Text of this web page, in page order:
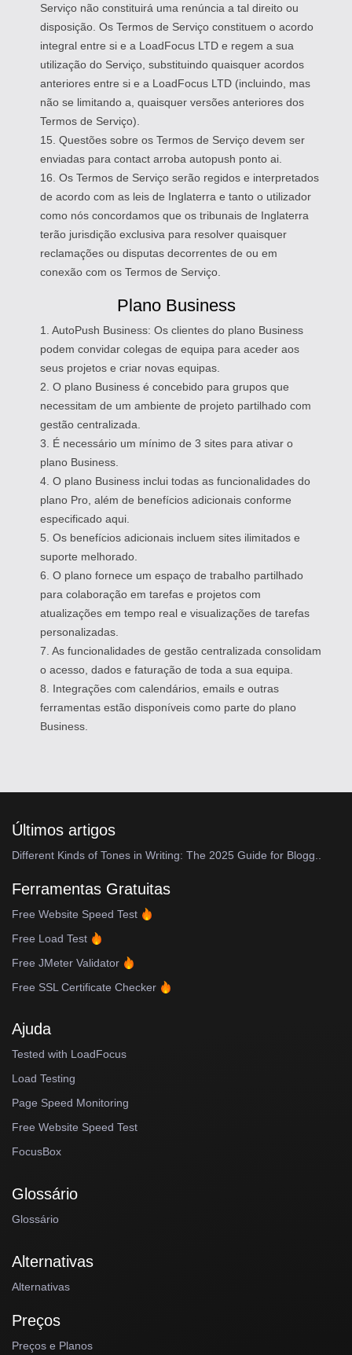
Serviço não constituirá uma renúncia a tal direito ou
disposição. Os Termos de Serviço constituem o acordo
integral entre si e a LoadFocus LTD e regem a sua
utilização do Serviço, substituindo quaisquer acordos
anteriores entre si e a LoadFocus LTD (incluindo, mas
não se limitando a, quaisquer versões anteriores dos
Termos de Serviço).
15. Questões sobre os Termos de Serviço devem ser
enviadas para contact arroba autopush ponto ai.
16. Os Termos de Serviço serão regidos e interpretados
de acordo com as leis de Inglaterra e tanto o utilizador
como nós concordamos que os tribunais de Inglaterra
terão jurisdição exclusiva para resolver quaisquer
reclamações ou disputas decorrentes de ou em
conexão com os Termos de Serviço.
Plano Business
1. AutoPush Business: Os clientes do plano Business
podem convidar colegas de equipa para aceder aos
seus projetos e criar novas equipas.
2. O plano Business é concebido para grupos que
necessitam de um ambiente de projeto partilhado com
gestão centralizada.
3. É necessário um mínimo de 3 sites para ativar o
plano Business.
4. O plano Business inclui todas as funcionalidades do
plano Pro, além de benefícios adicionais conforme
especificado aqui.
5. Os benefícios adicionais incluem sites ilimitados e
suporte melhorado.
6. O plano fornece um espaço de trabalho partilhado
para colaboração em tarefas e projetos com
atualizações em tempo real e visualizações de tarefas
personalizadas.
7. As funcionalidades de gestão centralizada consolidam
o acesso, dados e faturação de toda a sua equipa.
8. Integrações com calendários, emails e outras
ferramentas estão disponíveis como parte do plano
Business.
Últimos artigos
Different Kinds of Tones in Writing: The 2025 Guide for Blogg..
Ferramentas Gratuitas
Free Website Speed Test
Free Load Test
Free JMeter Validator
Free SSL Certificate Checker
Ajuda
Tested with LoadFocus
Load Testing
Page Speed Monitoring
Free Website Speed Test
FocusBox
Glossário
Glossário
Alternativas
Alternativas
Preços
Preços e Planos